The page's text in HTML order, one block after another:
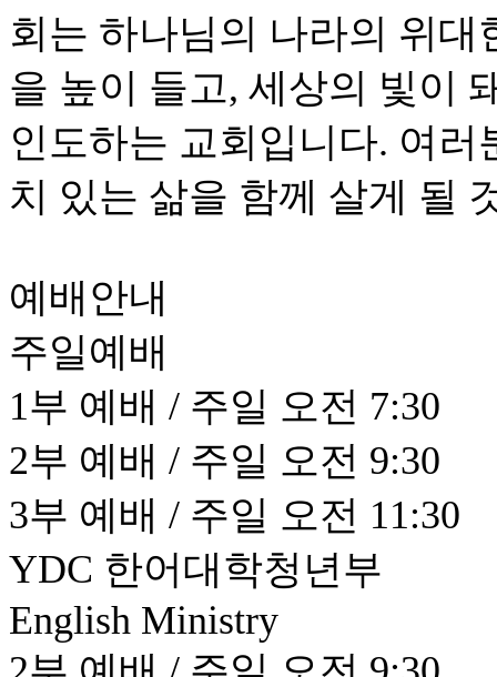
회는 하나님의 나라의 위
을 높이 들고, 세상의 빛이
인도하는 교회입니다. 여
치 있는 삶을 함께 살게 될
예배안내
주일예배
1부 예배 / 주일 오전 7:30
2부 예배 / 주일 오전 9:30
3부 예배 / 주일 오전 11:30
YDC 한어대학청년부
English Ministry